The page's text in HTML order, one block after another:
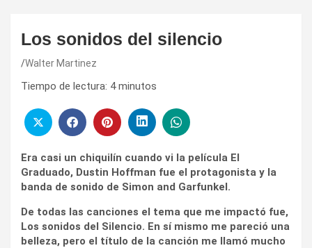
Los sonidos del silencio
Walter Martinez
Tiempo de lectura: 4 minutos
Era casi un chiquilín cuando vi la película El
Graduado, Dustin Hoffman fue el protagonista y la
banda de sonido de Simon and Garfunkel.
De todas las canciones el tema que me impactó fue,
Los sonidos del Silencio. En sí mismo me pareció una
belleza, pero el título de la canción me llamó mucho